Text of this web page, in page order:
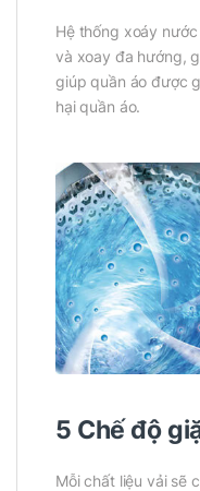
Hệ thống xoáy
và xoay đa hướng,
giúp quần áo được
hại quần áo.
5 Chế độ
Mỗi chất liệu vải sẽ